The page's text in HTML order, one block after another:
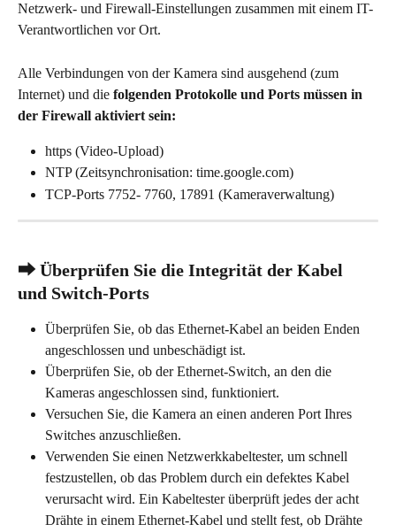
Netzwerk- und Firewall-Einstellungen zusammen mit einem IT-
Verantwortlichen vor Ort.
Alle Verbindungen von der Kamera sind ausgehend (zum
Internet) und die folgenden Protokolle und Ports müssen in
der Firewall aktiviert sein:
https (Video-Upload)
NTP (Zeitsynchronisation: time.google.com)
TCP-Ports 7752- 7760, 17891 (Kameraverwaltung)
⮕ Überprüfen Sie die Integrität der Kabel
und Switch-Ports
Überprüfen Sie, ob das Ethernet-Kabel an beiden Enden
angeschlossen und unbeschädigt ist.
Überprüfen Sie, ob der Ethernet-Switch, an den die
Kameras angeschlossen sind, funktioniert.
Versuchen Sie, die Kamera an einen anderen Port Ihres
Switches anzuschließen.
Verwenden Sie einen Netzwerkkabeltester, um schnell
festzustellen, ob das Problem durch ein defektes Kabel
verursacht wird. Ein Kabeltester überprüft jedes der acht
Drähte in einem Ethernet-Kabel und stellt fest, ob Drähte